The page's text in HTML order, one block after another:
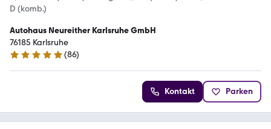
D (komb.)
Autohaus Neureither Karlsruhe GmbH
76185 Karlsruhe
4.8 Sterne
(86)
Kontakt Parken